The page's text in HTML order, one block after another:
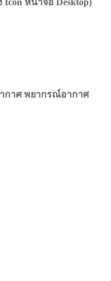
หน้าจอ Desktop)
กาศ พยากรณ์อากาศ